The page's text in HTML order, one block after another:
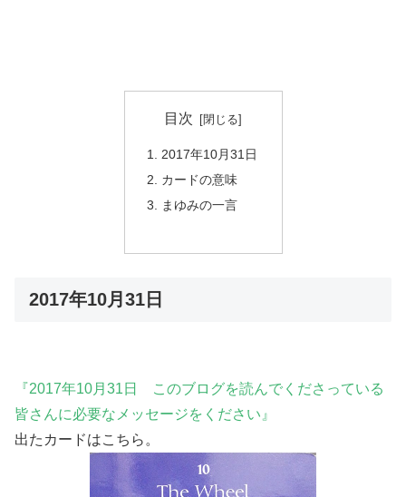
目次
2017年10月31日
カードの意味
まゆみの一言
2017年10月31日
『2017年10月31日 このブログを読んでくださっている
皆さんに必要なメッセージをください』
出たカードはこちら。